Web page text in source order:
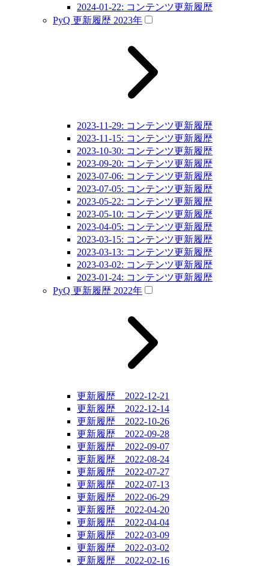
2024-01-22: コンテンツ更新履歴
PyQ 更新履歴 2023年
2023-11-29: コンテンツ更新履歴
2023-11-15: コンテンツ更新履歴
2023-10-30: コンテンツ更新履歴
2023-09-20: コンテンツ更新履歴
2023-07-06: コンテンツ更新履歴
2023-07-05: コンテンツ更新履歴
2023-05-22: コンテンツ更新履歴
2023-05-10: コンテンツ更新履歴
2023-04-05: コンテンツ更新履歴
2023-03-15: コンテンツ更新履歴
2023-03-13: コンテンツ更新履歴
2023-03-02: コンテンツ更新履歴
2023-01-24: コンテンツ更新履歴
PyQ 更新履歴 2022年
更新履歴 2022-12-21
更新履歴 2022-12-14
更新履歴 2022-10-26
更新履歴 2022-09-28
更新履歴 2022-09-07
更新履歴 2022-08-24
更新履歴 2022-07-27
更新履歴 2022-07-13
更新履歴 2022-06-29
更新履歴 2022-04-20
更新履歴 2022-04-04
更新履歴 2022-03-09
更新履歴 2022-03-02
更新履歴 2022-02-16